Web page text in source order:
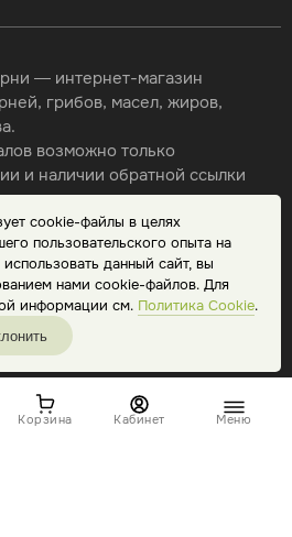
cookie-файлы в целях
пользовательского опыта на
данный сайт, вы
нами cookie-файлов. Для
информации см. Политика Cookie.
Корзина Кабинет Меню
— интернет-магазин
грибов, масел, жиров,
возможно только
и наличии обратной ссылки
данных